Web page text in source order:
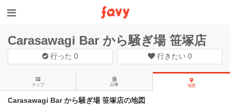
Carasawagi Bar から騒ぎ場 笹塚店
行った0 行きたい 0
トップ 記事 地図
Carasawagi Bar から騒ぎ場 笹塚店の地図